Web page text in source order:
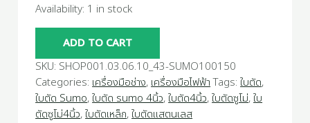
Availability: 1 in stock
ADD TO CART
SKU: SHOP001.03.06.10_43-SUMO100150
Categories:เครื่องมือช่าง,เครื่องมือไฟฟ้าTags:ใบตัด,
ใบตัด Sumo,ใบตัด sumo 4นิ้ว,ใบตัด4นิ้ว,ใบตัดซูโม่,ใบ
ตัดซูโม่4นิ้ว,ใบตัดเหล็ก,ใบตัดแสตนเลส